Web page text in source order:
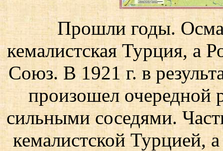
Прошли годы.
кемалистская Турция, а
Союз. В 1921 г. в
произошел очередной
сильными соседями.
кемалистской Турцией,